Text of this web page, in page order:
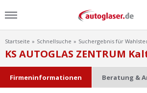
Menu
Home
Startseite Schnellsuche Suchergebnis für
KS AUTOGLAS ZENTRUM
Firmeninformationen Beratung &